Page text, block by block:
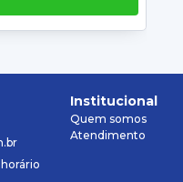
Institucional
Quem somos
Atendimento